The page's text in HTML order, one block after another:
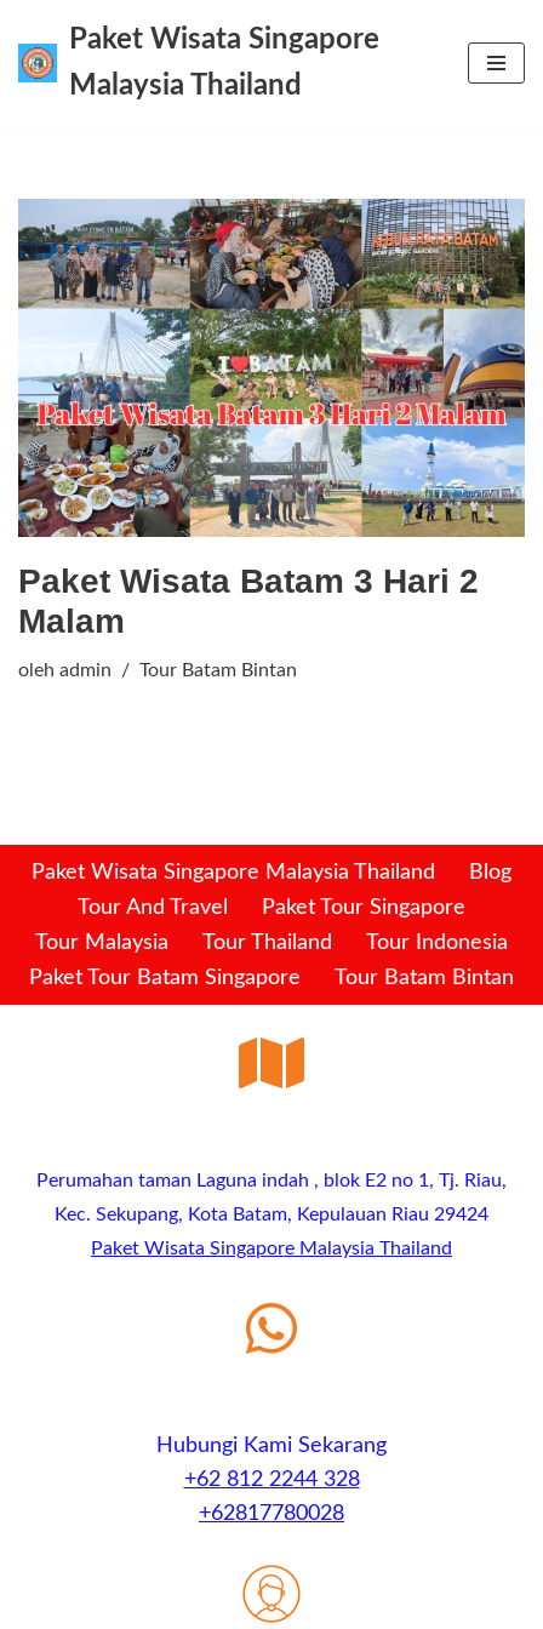
Lompat
Paket Wisata Singapore
Malaysia Thailand
Paket Wisata Batam 3 Hari 2
Malam
oleh admin Tour Batam Bintan
Paket Wisata Singapore Malaysia Thailand
Blog
Tour And Travel
Paket Tour Singapore
Tour Malaysia
Tour Thailand
Tour Indonesia
Paket Tour Batam Singapore
Tour Batam Bintan
Perumahan taman Laguna indah , blok E2 no 1, Tj. Riau,
Kec. Sekupang, Kota Batam, Kepulauan Riau 29424
Paket Wisata Singapore Malaysia Thailand
Hubungi Kami Sekarang
+62 812 2244 328
+62817780028